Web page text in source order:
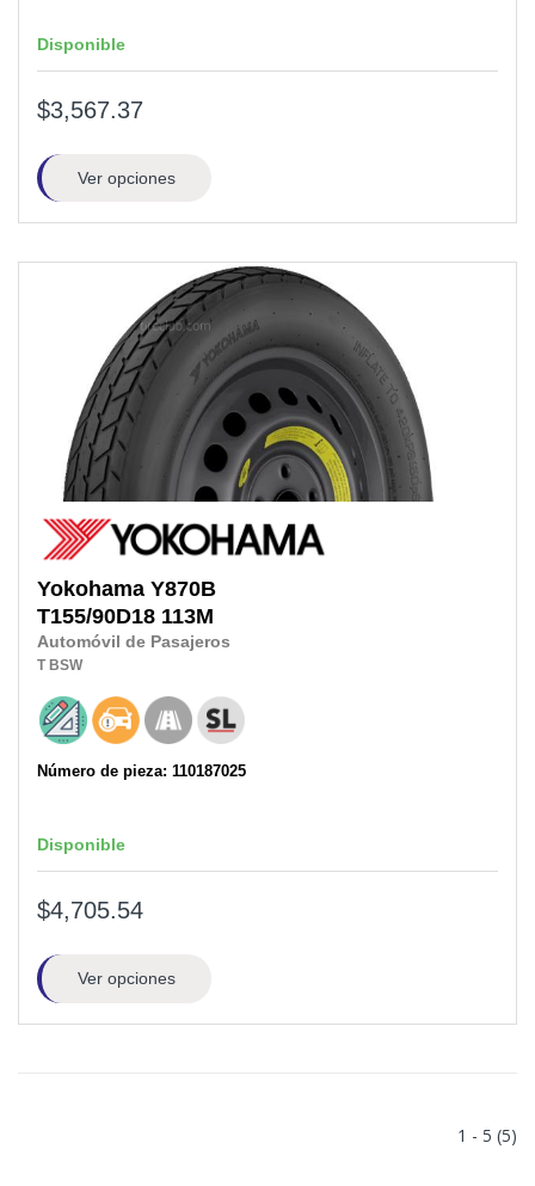
Disponible
$3,567.37
Ver opciones
Yokohama Y870B
T155/90D18 113M
Automóvil de Pasajeros
T BSW
Número de pieza: 110187025
Disponible
$4,705.54
Ver opciones
1 - 5 (5)